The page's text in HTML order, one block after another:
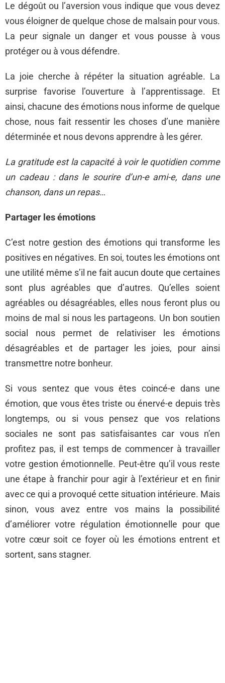
Le dégoût ou l’aversion vous indique que vous devez
vous éloigner de quelque chose de malsain pour vous.
La peur signale un danger et vous pousse à vous
protéger ou à vous défendre.
La joie cherche à répéter la situation agréable. La
surprise favorise l’ouverture à l’apprentissage. Et
ainsi, chacune des émotions nous informe de quelque
chose, nous fait ressentir les choses d’une manière
déterminée et nous devons apprendre à les gérer.
La gratitude est la capacité à voir le quotidien comme
un cadeau : dans le sourire d’un-e ami-e, dans une
chanson, dans un repas…
Partager les émotions
C’est notre gestion des émotions qui transforme les
positives en négatives. En soi, toutes les émotions ont
une utilité même s’il ne fait aucun doute que certaines
sont plus agréables que d’autres. Qu’elles soient
agréables ou désagréables, elles nous feront plus ou
moins de mal si nous les partageons. Un bon soutien
social nous permet de relativiser les émotions
désagréables et de partager les joies, pour ainsi
transmettre notre bonheur.
Si vous sentez que vous êtes coincé-e dans une
émotion, que vous êtes triste ou énervé-e depuis très
longtemps, ou si vous pensez que vos relations
sociales ne sont pas satisfaisantes car vous n’en
profitez pas, il est temps de commencer à travailler
votre gestion émotionnelle. Peut-être qu’il vous reste
une étape à franchir pour agir à l’extérieur et en finir
avec ce qui a provoqué cette situation intérieure. Mais
sinon, vous avez entre vos mains la possibilité
d’améliorer votre régulation émotionnelle pour que
votre cœur soit ce foyer où les émotions entrent et
sortent, sans stagner.